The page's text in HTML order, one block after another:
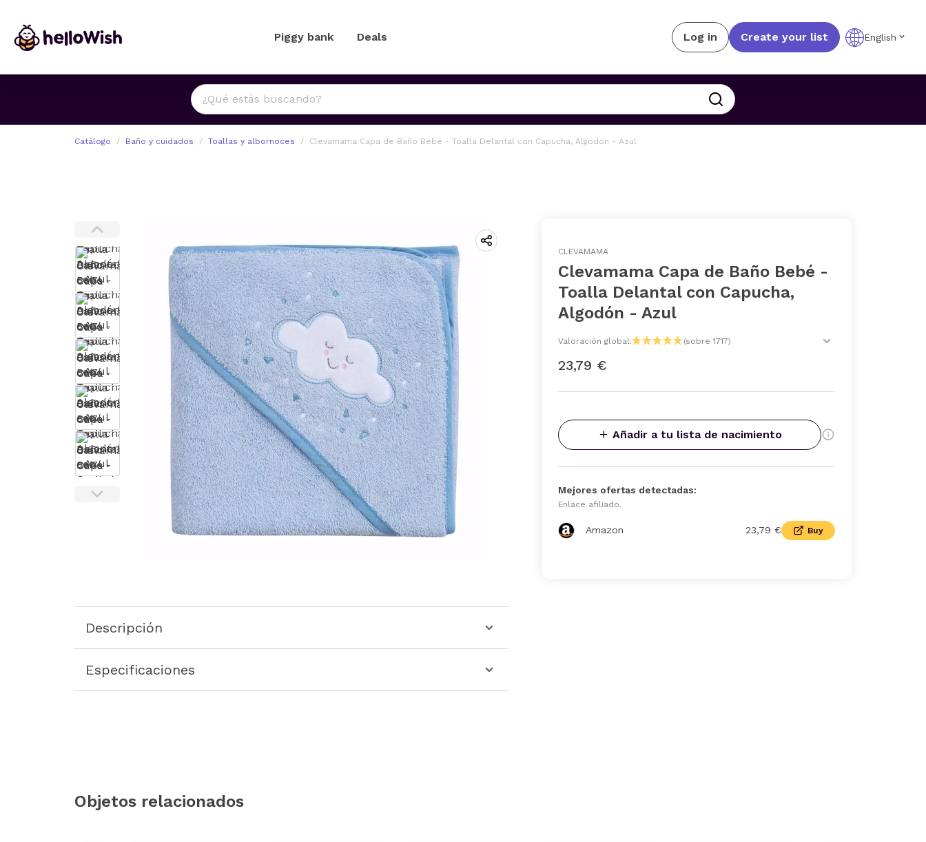
Piggy bank Deals Log in Create your list English
Catálogo Baño y cuidados Toallas y albornoces Clevamama Capa de Baño Bebé - Toalla Delantal con Capucha, Algodón - Azul
Descripción
Especificaciones
CLEVAMAMA
Clevamama Capa de Baño Bebé -
Toalla Delantal con Capucha,
Algodón - Azul
Valoración global: (sobre 1717)
23,79 €
Añadir a tu lista de nacimiento
Mejores ofertas detectadas:
Enlace afiliado.
Amazon 23,79 € Buy
Objetos relacionados